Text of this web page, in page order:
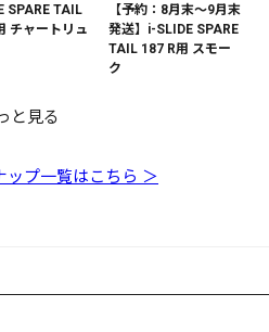
SPARE TAIL
チャートリュ
【予約：8月末～9月末
発送】i-SLIDE SPARE
TAIL 187 R用 スモー
ク
R用 チャー
TAIL 187 R用 ピンク
と見る
ップ一覧はこちら ＞